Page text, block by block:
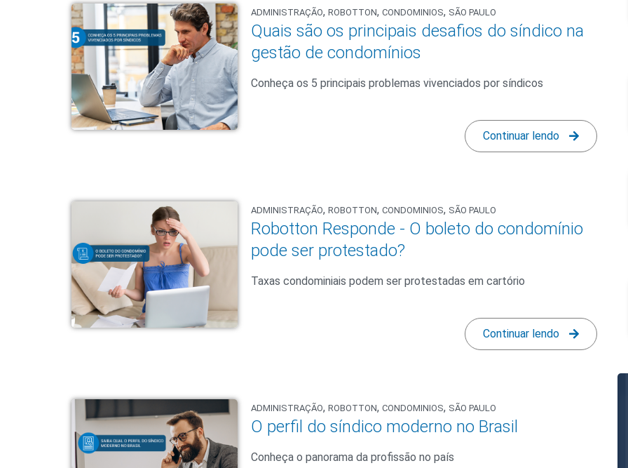
ADMINISTRAÇÃO,ROBOTTON,CONDOMINIOS, SÃO PAULO
Quais são os principais desafios do síndico na
gestão de condomínios
Conheça os 5 principais problemas vivenciados por síndicos
Continuar lendo
ADMINISTRAÇÃO,ROBOTTON,CONDOMINIOS, SÃO PAULO
Robotton Responde - O boleto do condomínio
pode ser protestado?
Taxas condominiais podem ser protestadas em cartório
Continuar lendo
ADMINISTRAÇÃO,ROBOTTON,CONDOMINIOS, SÃO PAULO
O perfil do síndico moderno no Brasil
Conheça o panorama da profissão no país